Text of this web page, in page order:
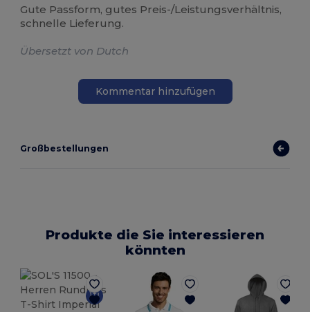
Gute Passform, gutes Preis-/Leistungsverhältnis,
schnelle Lieferung.
Übersetzt von Dutch
Kommentar hinzufügen
Großbestellungen
Produkte die Sie interessieren
könnten